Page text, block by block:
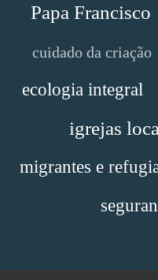
Papa Francisco
cuidado da criação
ecologia integral
igrejas
migrantes e